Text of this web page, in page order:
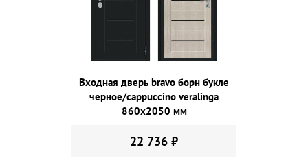
Входная дверь bravo борн букле
черное/cappuccino veralinga
860х2050 мм
22 736 ₽